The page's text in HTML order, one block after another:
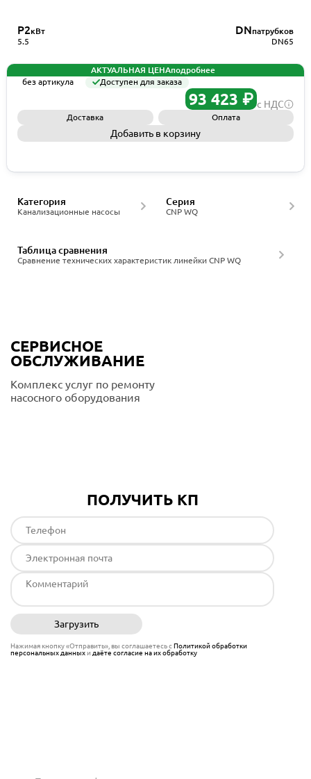
P2кВт
5.5
DNпатрубков
DN65
АКТУАЛЬНАЯ ЦЕНАподробнее
без артикула
Доступен для заказа
93 423 ₽ с НДС
Доставка Оплата
Добавить в корзину
Канализационные насосы
Категория
CNP WQ
Серия
Сравнение технических характеристик линейки CNP WQ
Таблица сравнения
СЕРВИСНОЕ
ОБСЛУЖИВАНИЕ
Комплекс услуг по ремонту
насосного оборудования
ПОЛУЧИТЬ КП
Загрузить
Нажимая кнопку «Отправить», вы соглашаетесь сПолитикой обработки
персональных данныхи даёте согласие на их обработку